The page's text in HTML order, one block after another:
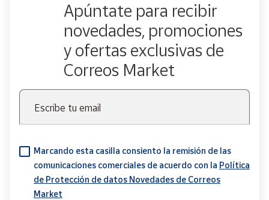
Apúntate para recibir
novedades, promociones
y ofertas exclusivas de
Correos Market
Escribe tu email
Marcando esta casilla consiento la remisión de las
comunicaciones comerciales de acuerdo con la Política
de Protección de datos Novedades de Correos
Market